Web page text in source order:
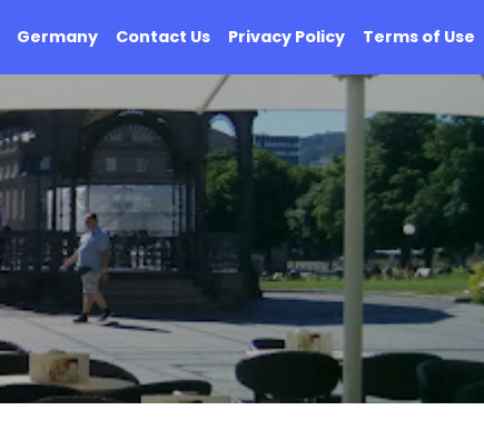
Germany Contact Us Privacy Policy Terms of Use